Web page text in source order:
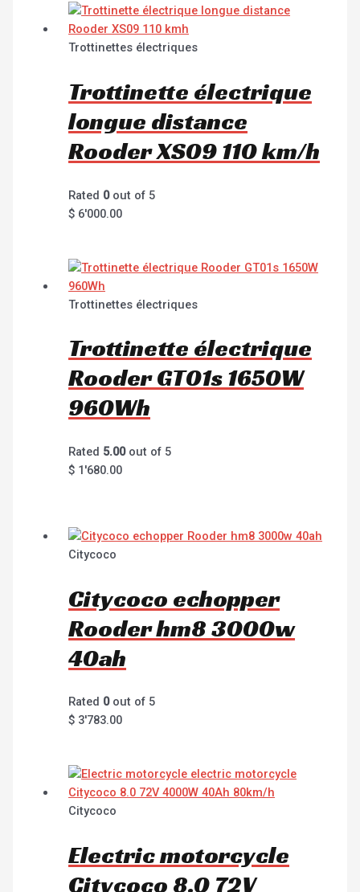
Trottinettes électriques
Trottinette électrique
longue distance
Rooder XS09 110 km/h
Rated 0out of 5
$ 6'000.00
Trottinettes électriques
Trottinette électrique
Rooder GT01s 1650W
960Wh
Rated 5.00out of 5
$ 1'680.00
Citycoco
Citycoco echopper
Rooder hm8 3000w
40ah
Rated 0out of 5
$ 3'783.00
Citycoco
Electric motorcycle
Citycoco 8.0 72V